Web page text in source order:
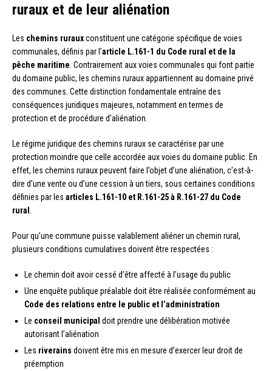
ruraux et de leur aliénation
Les chemins rurauxconstituent une catégorie spécifique de voies
communales, définis par l’article L.161-1 du Code rural et de la
pêche maritime . Contrairement aux voies communales qui font partie
du domaine public, les chemins ruraux appartiennent au domaine privé
des communes. Cette distinction fondamentale entraîne des
conséquences juridiques majeures, notamment en termes de
protection et de procédure d’aliénation.
Le régime juridique des chemins ruraux se caractérise par une
protection moindre que celle accordée aux voies du domaine public. En
effet, les chemins ruraux peuvent faire l’objet d’une aliénation, c’est-à-
dire d’une vente ou d’une cession à un tiers, sous certaines conditions
définies par les articles L.161-10 et R.161-25 à R.161-27 du Code
rural
Pour qu’une commune puisse valablement aliéner un chemin rural,
plusieurs conditions cumulatives doivent être respectées :
Le chemin doit avoir cessé d’être affecté à l’usage du public
Une enquête publique préalable doit être réalisée conformément au
Code des relations entre le public et l’administration
Le conseil municipal doit prendre une délibération motivée
autorisant l’aliénation
Les riverains doivent être mis en mesure d’exercer leur droit de
préemption